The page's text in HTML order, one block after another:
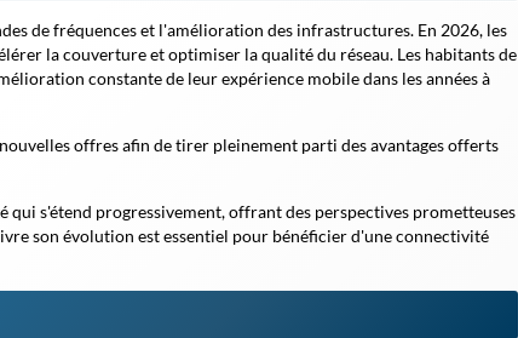
de fréquences et l'amélioration des infrastructures. En 2026, les
la couverture et optimiser la qualité du réseau. Les habitants de
constante de leur expérience mobile dans les années à
offres afin de tirer pleinement parti des avantages offerts
qui s'étend progressivement, offrant des perspectives prometteuses
son évolution est essentiel pour bénéficier d'une connectivité